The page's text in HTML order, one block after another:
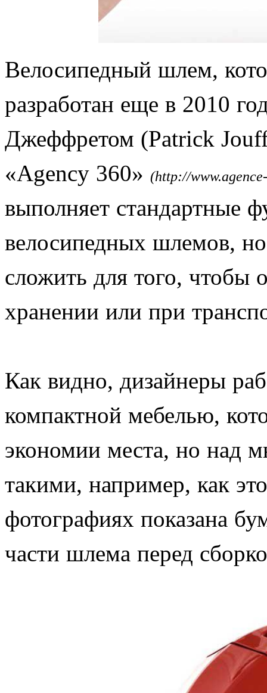
Велосипедный шлем,
разработан еще в 2010
Джеффретом (Patrick
«Agency 360» (http://
выполняет стандартные
велосипедных шлемов,
сложить для того, чтобы
хранении или при
Как видно, дизайнеры
компактной мебелью,
экономии места, но над
такими, например, как
фотографиях показана
части шлема перед